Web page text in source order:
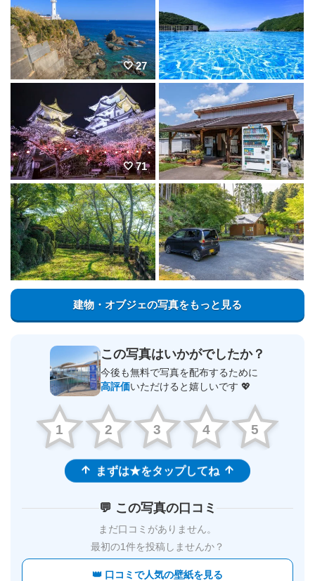
27
71
建物・オブジェの写真をもっと見る
この写真はいかがでしたか？
今後も無料で写真を配布するために
高評価いただけると嬉しいです 💖
1 2 3 4 5
まずは★をタップしてね
💬 この写真の口コミ
まだ口コミがありません。
最初の1件を投稿しませんか？
👑 口コミで人気の壁紙を見る